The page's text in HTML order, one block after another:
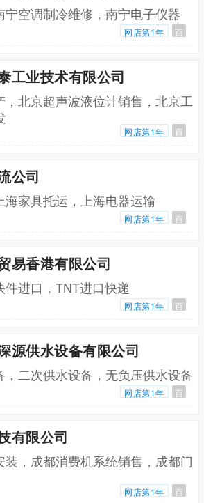
空调制冷维修，南宁电子仪器
网店第1年 百
工业技术有限公司
北京超声波液位计销售，北京工
网店第1年 百
公司
海家具托运，上海电器运输
网店第1年 百
易香港有限公司
进口，TNT进口快递
网店第1年 百
源供水设备有限公司
二次供水设备，无负压供水设备
网店第1年 百
有限公司
装，成都消费机系统销售，成都门
网店第1年 百